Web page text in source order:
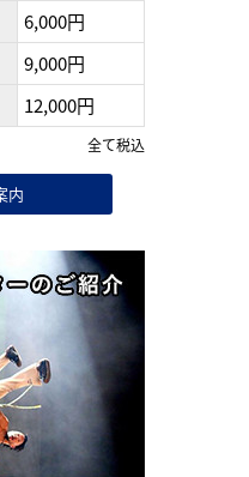
6,000円
9,000円
12,000円
全て税込
内